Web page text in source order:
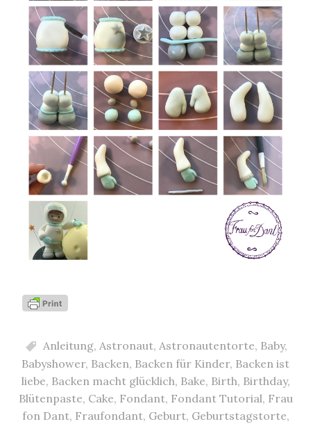
Anleitung, Astronaut, Astronautentorte, Baby,
Babyshower, Backen, Backen für Kinder, Backen ist
liebe, Backen macht glücklich, Bake, Birth, Birthday,
Blütenpaste, Cake, Fondant, Fondant Tutorial, Frau
fon Dant, Fraufondant, Geburt, Geburtstagstorte,